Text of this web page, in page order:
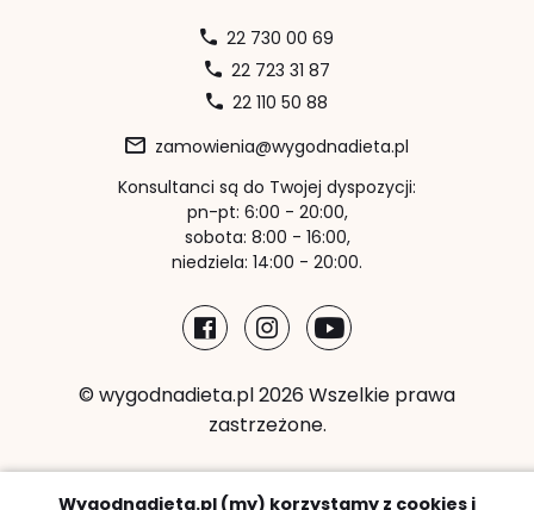
22 730 00 69
22 723 31 87
22 110 50 88
zamowienia@wygodnadieta.pl
Konsultanci są do Twojej dyspozycji:
pn-pt: 6:00 - 20:00,
sobota: 8:00 - 16:00,
niedziela: 14:00 - 20:00.
© wygodnadieta.pl 2026 Wszelkie prawa
zastrzeżone.
Metody płatności:
Wygodnadieta.pl (my) korzystamy z cookies i